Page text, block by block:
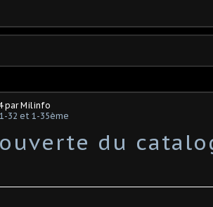
par Milinfo
32 et 1-35ème
du